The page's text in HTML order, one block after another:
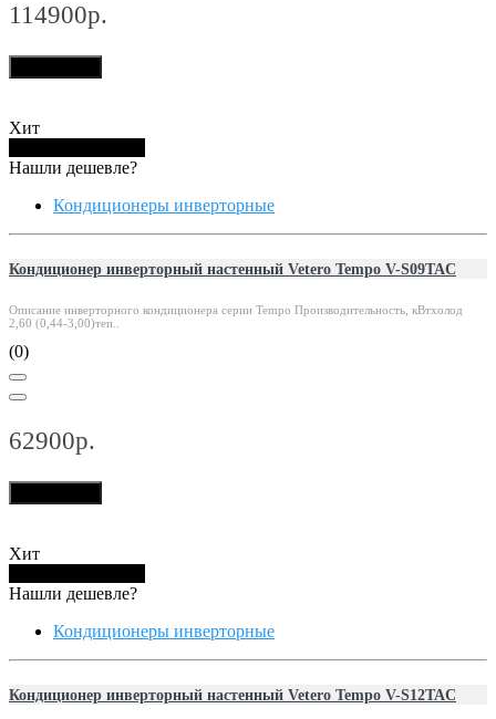
114900р.
Хит
Нашли дешевле?
Кондиционеры инверторные
Кондиционер инверторный настенный Vetero Tempo V-S09TAC
Описание инверторного кондиционера серии Tempo Производительность, кВтхолод
2,60 (0,44-3,00)теп..
(0)
62900р.
Хит
Нашли дешевле?
Кондиционеры инверторные
Кондиционер инверторный настенный Vetero Tempo V-S12TAC